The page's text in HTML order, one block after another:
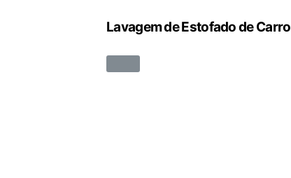
Lavagem de Estofado de Carro